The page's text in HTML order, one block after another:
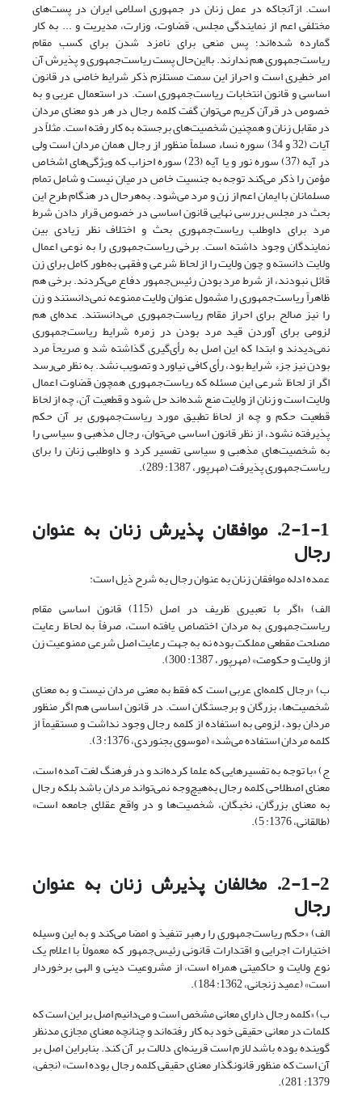
است. از‌آنجا‌که در عمل زنان در جمهوری اسلامی ایران در پست‌های
مختلفی اعم از نمایندگی مجلس، قضاوت، وزارت، مدیریت و ... به کار
گمارده شده‌اند؛ پس منعی برای نامزد شدن برای کسب مقام
ریاست‌جمهوری هم ندارند. بااین‌حال پست ریاست‌جمهوری و پذیرش آن
امر خطیری است و احراز این سمت مستلزم ذکر شرایط خاصی در قانون
اساسی و قانون انتخابات ریاست‌جمهوری است. در استعمال عربی و به
خصوص در قرآن کریم می‌توان گفت کلمه رجال در هر دو معنای مردان
در مقابل زنان و همچنین شخصیت‌های برجسته به کار رفته است. مثلاً در
آیات (32 و 34) سوره نساء مسلماً منظور از رجال همان مردان است ولی
در آیه (37) سوره نور و یا آیه (23) سوره احزاب که ویژگی‌های اشخاص
مؤمن را ذکر می‌کند توجه به جنسیت خاص در میان نیست و شامل تمام
مسلمانان با ایمان اعم از زن و مرد می‌شود. به‌هر‌حال در هنگام طرح این
بحث در مجلس بررسی نهایی قانون اساسی در خصوص قرار دادن شرط
مرد برای داوطلب ریاست‌جمهوری بحث و اختلاف نظر زیادی بین
نمایندگان وجود داشته است. برخی ریاست‌جمهوری را به نوعی اعمال
ولایت دانسته و چون ولایت را از لحاظ شرعی و فقهی به‌طور کامل برای زن
قائل نبودند، از شرط مرد بودن رئیس‌جمهور دفاع می‌کردند. برخی هم
ظاهراً ریاست‌جمهوری را مشمول عنوان ولایت ممنوعه نمی‌دانستند و زن
را نیز صالح برای احراز مقام ریاست‌جمهوری می‌دانستند. عده‌ای هم
لزومی برای آوردن قید مرد بودن در زمره شرایط ریاست‌جمهوری
نمی‌دیدند و ابتدا که این اصل به رأی‌گیری گذاشته شد و صریحاً مرد
بودن نیز جزء شرایط بود، رأی کافی نیاورد و تصویب نشد. به نظر می‌رسد
اگر از لحاظ شرعی این مسئله که ریاست‌جمهوری همچون قضاوت اعمال
ولایت است و زنان از ولایت منع شده‌اند حل شود و قطعیت آن، چه از لحاظ
قطعیت حکم و چه از لحاظ تطبیق مورد ریاست‌جمهوری بر آن حکم
پذیرفته نشود، از نظر قانون اساسی می‌توان، رجال مذهبی و سیاسی را
به شخصیت‌های مذهبی و سیاسی تفسیر کرد و داوطلبی زنان را برای
ریاست‌جمهوری پذیرفت (مهرپور، 1387: 289).
2-1-1. موافقان پذیرش زنان به عنوان
رجال
عمده ادله موافقان زنان به عنوان رجال به شرح ذیل است:
الف) «اگر با تعبیری ظریف در اصل (115) قانون اساسی مقام
ریاست‌جمهوری به مردان اختصاص یافته است، صرفاً به لحاظ رعایت
مصلحت مقطعی مملکت بوده نه به جهت رعایت اصل شرعی ممنوعیت زن
از ولایت و حکومت» (مهرپور، 1387: 300).
ب) «رجال کلمه‌ای عربی است که فقط به معنی مردان نیست و به معنای
شخصیت‌ها، بزرگان و برجستگان است. در قانون اساسی هم اگر منظور
مردان بود، لزومی به استفاده از کلمه رجال وجود نداشت و مستقیماً از
کلمه مردان استفاده می‌شد» (موسوی بجنوردی، 1376: 3).
ج) «با توجه به تفسیرهایی که علما کرده‌اند و در فرهنگ لغت آمده است،
معنای اصطلاحی کلمه رجال به‌هیچ‌وجه نمی‌تواند مردان باشد بلکه رجال
به معنای بزرگان، نخبگان، شخصیت‌ها و در واقع عقلای جامعه است»
(طالقانی، 1376: 5).
2-1-2. مخالفان پذیرش زنان به عنوان
رجال
الف) «حکم ریاست‌جمهوری را رهبر تنفیذ و امضا می‌کند و به این وسیله
اختیارات اجرایی و اقتدارات قانونی رئیس‌جمهور که معمولاً با اعلام یک
نوع ولایت و حاکمیتی همراه است، از مشروعیت دینی و الهی برخوردار
است» (عمید زنجانی، 1362: 184).
ب) «کلمه رجال دارای معانی مشخص است و می‌دانیم اصل بر این است که
کلمات در معانی حقیقی خود به کار رفته‌اند و چنانچه معنای مجازی مدنظر
گوینده بوده باشد لازم است قرینه‌ای دلالت بر آن کند. بنابراین اصل بر
آن است که منظور قانونگذار معنای حقیقی کلمه رجال بوده است» (نجفی،
1379: 281).